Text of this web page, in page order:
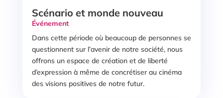
Scénario et monde nouveau
Événement
Dans cette période où beaucoup de personnes se
questionnent sur l’avenir de notre société, nous
offrons un espace de création et de liberté
d’expression à même de concrétiser au cinéma
des visions positives de notre futur.